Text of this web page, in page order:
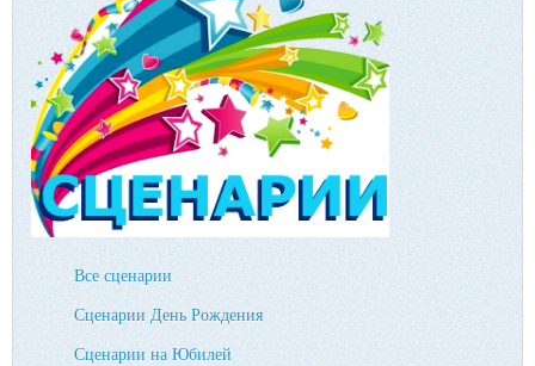
Все сценарии
Сценарии День Рождения
Сценарии на Юбилей